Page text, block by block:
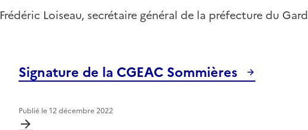
Frédéric Loiseau, secrétaire général de la préfecture du Gard
Signature de la CGEAC Sommières
Publié le12 décembre 2022